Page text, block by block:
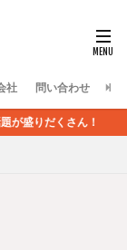
社 問い合わせ
盛りだくさん！